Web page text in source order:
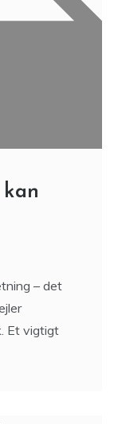
– det
Et vigtigt